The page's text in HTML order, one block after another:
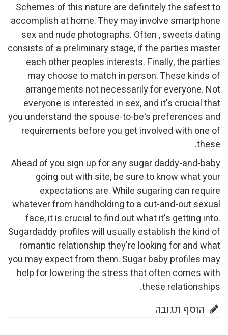
Schemes of this nature
accomplish at home.
sex and nude
consists of a preliminary
each other peoples
may choose to match
arrangements not
everyone is interested
you understand the
requirements before
Ahead of you sign up for
going out with site,
expectations are.
whatever from
face, it is crucial to
Sugardaddy profiles will
romantic relationship
you may expect from
help for lowering the